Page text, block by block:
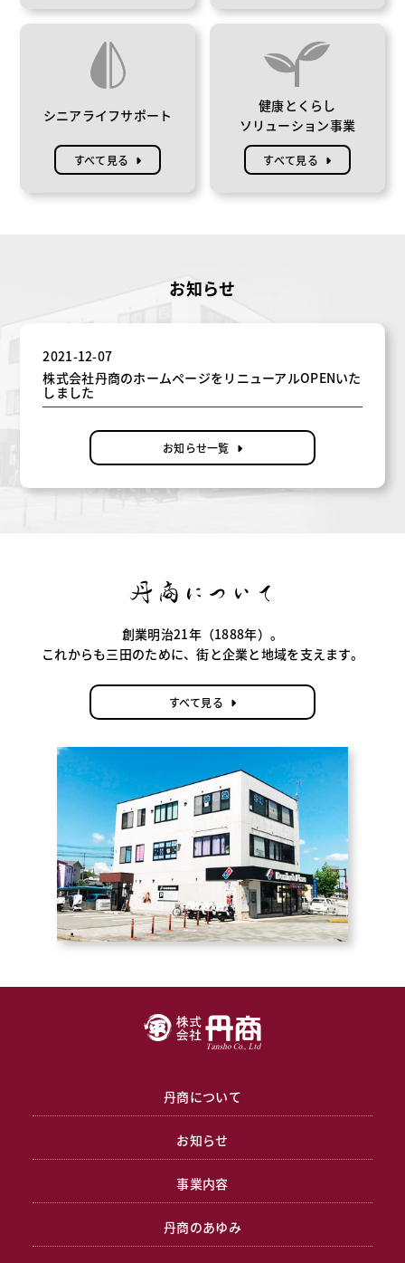
シニアライフサポート
すべて見る
健康とくらし
ソリューション事業
すべて見る
お知らせ
2021-12-07
株式会社丹商のホームページをリニューアルOPENいた
しました
お知らせ一覧
丹商 について
創業明治21年（1888年）。
これからも三田のために、街と企業と地域を支えます。
すべて見る
丹商について
お知らせ
事業内容
丹商のあゆみ